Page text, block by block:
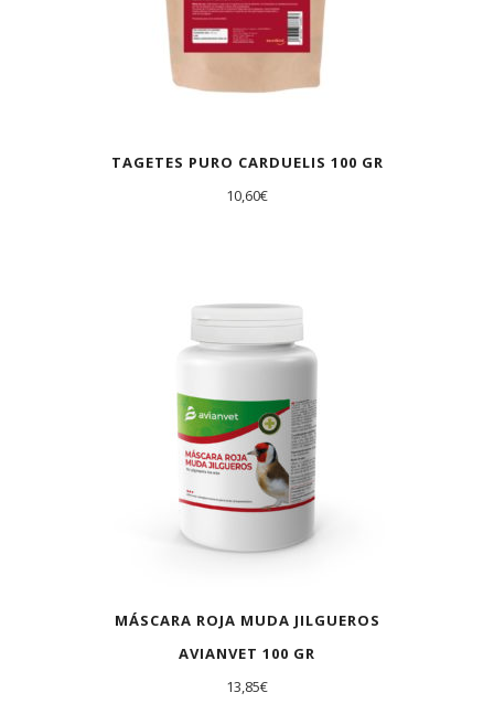
TAGETES PURO CARDUELIS 100 GR
10,60€
MÁSCARA ROJA MUDA JILGUEROS
AVIANVET 100 GR
13,85€